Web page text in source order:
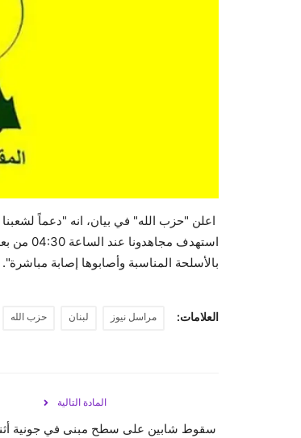
اعلن "حزب الله" في بيان، انه "دعماً
بالأسلحة المناسبة وأصابوها إصابة مباشرة".
العلامات: مراسل نيوز لبنان حزب الله
المادة التالية
سقوط شابين على سطح مبنى في جونية